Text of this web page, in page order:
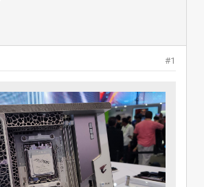
#1